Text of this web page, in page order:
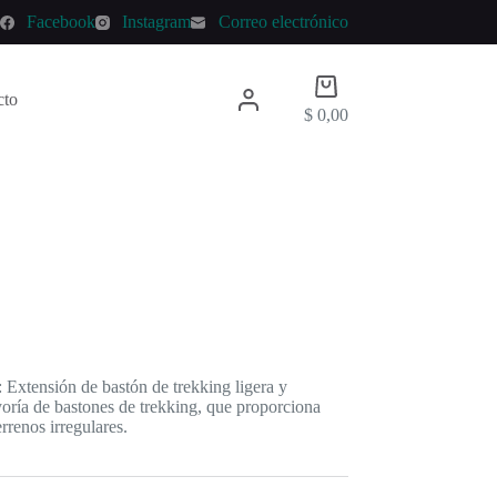
Facebook Instagram Correo electrónico
Carro
de
compra
$0,00
de bastón de trekking ligera y
de bastones de trekking, que proporciona
irregulares.